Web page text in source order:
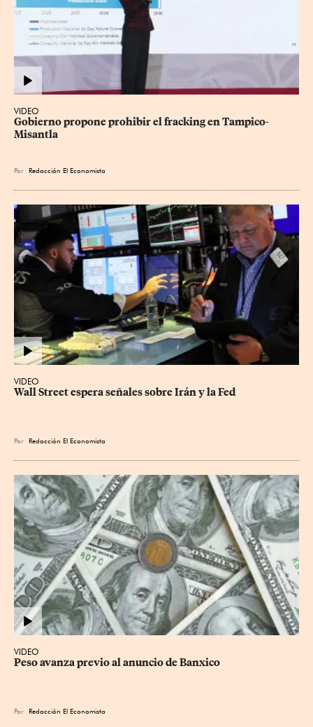
VIDEO
Gobierno propone prohibir el fracking en Tampico-
Misantla
Por Redacción El Economista
VIDEO
Wall Street espera señales sobre Irán y la Fed
Por Redacción El Economista
VIDEO
Peso avanza previo al anuncio de Banxico
Por Redacción El Economista